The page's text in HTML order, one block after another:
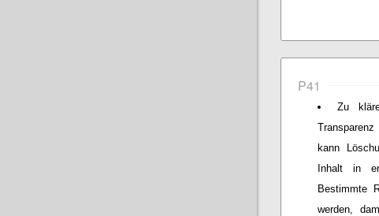
P41
Zu
kann
Inhalt in
Bestimmte
werden,